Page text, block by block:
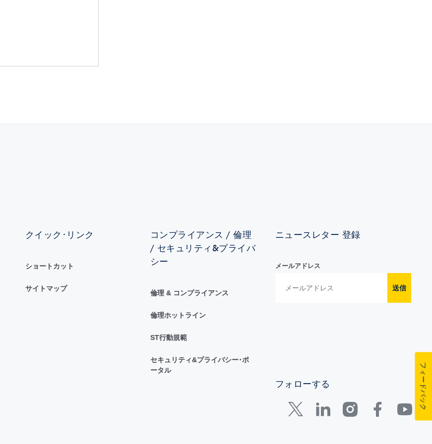
クイック･リンク
ショートカット
サイトマップ
コンプライアンス / 倫理
/ セキュリティ&プライバ
シー
倫理 & コンプライアンス
倫理ホットライン
ST行動規範
セキュリティ&プライバシー･ポ
ータル
ニュースレター 登録
メールアドレス
送信
フォローする フィードバック